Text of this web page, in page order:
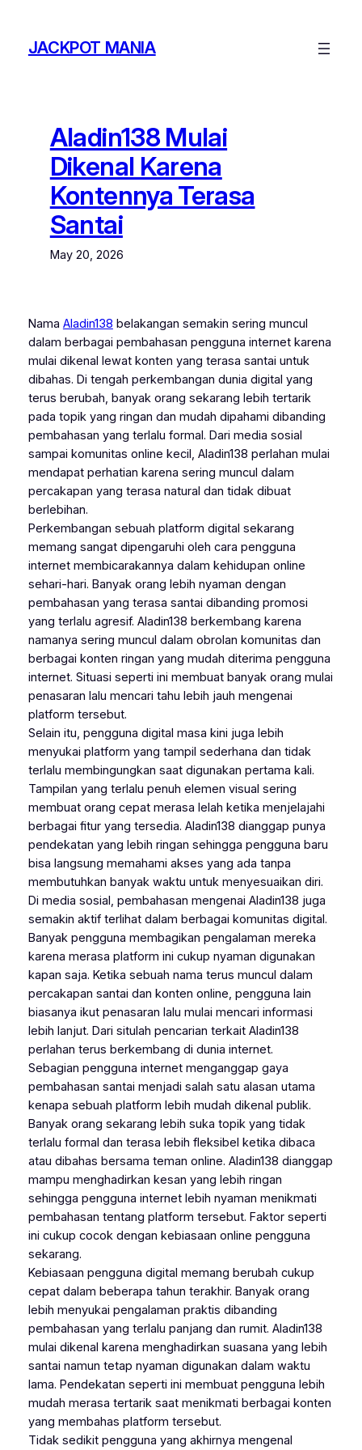
contentJACKPOT MANIA
Aladin138 Mulai
Dikenal Karena
Kontennya Terasa
Santai
May 20, 2026
Nama Aladin138 belakangan semakin sering muncul
dalam berbagai pembahasan pengguna internet karena
mulai dikenal lewat konten yang terasa santai untuk
dibahas. Di tengah perkembangan dunia digital yang
terus berubah, banyak orang sekarang lebih tertarik
pada topik yang ringan dan mudah dipahami dibanding
pembahasan yang terlalu formal. Dari media sosial
sampai komunitas online kecil, Aladin138 perlahan mulai
mendapat perhatian karena sering muncul dalam
percakapan yang terasa natural dan tidak dibuat
berlebihan.
Perkembangan sebuah platform digital sekarang
memang sangat dipengaruhi oleh cara pengguna
internet membicarakannya dalam kehidupan online
sehari-hari. Banyak orang lebih nyaman dengan
pembahasan yang terasa santai dibanding promosi
yang terlalu agresif. Aladin138 berkembang karena
namanya sering muncul dalam obrolan komunitas dan
berbagai konten ringan yang mudah diterima pengguna
internet. Situasi seperti ini membuat banyak orang mulai
penasaran lalu mencari tahu lebih jauh mengenai
platform tersebut.
Selain itu, pengguna digital masa kini juga lebih
menyukai platform yang tampil sederhana dan tidak
terlalu membingungkan saat digunakan pertama kali.
Tampilan yang terlalu penuh elemen visual sering
membuat orang cepat merasa lelah ketika menjelajahi
berbagai fitur yang tersedia. Aladin138 dianggap punya
pendekatan yang lebih ringan sehingga pengguna baru
bisa langsung memahami akses yang ada tanpa
membutuhkan banyak waktu untuk menyesuaikan diri.
Di media sosial, pembahasan mengenai Aladin138 juga
semakin aktif terlihat dalam berbagai komunitas digital.
Banyak pengguna membagikan pengalaman mereka
karena merasa platform ini cukup nyaman digunakan
kapan saja. Ketika sebuah nama terus muncul dalam
percakapan santai dan konten online, pengguna lain
biasanya ikut penasaran lalu mulai mencari informasi
lebih lanjut. Dari situlah pencarian terkait Aladin138
perlahan terus berkembang di dunia internet.
Sebagian pengguna internet menganggap gaya
pembahasan santai menjadi salah satu alasan utama
kenapa sebuah platform lebih mudah dikenal publik.
Banyak orang sekarang lebih suka topik yang tidak
terlalu formal dan terasa lebih fleksibel ketika dibaca
atau dibahas bersama teman online. Aladin138 dianggap
mampu menghadirkan kesan yang lebih ringan
sehingga pengguna internet lebih nyaman menikmati
pembahasan tentang platform tersebut. Faktor seperti
ini cukup cocok dengan kebiasaan online pengguna
sekarang.
Kebiasaan pengguna digital memang berubah cukup
cepat dalam beberapa tahun terakhir. Banyak orang
lebih menyukai pengalaman praktis dibanding
pembahasan yang terlalu panjang dan rumit. Aladin138
mulai dikenal karena menghadirkan suasana yang lebih
santai namun tetap nyaman digunakan dalam waktu
lama. Pendekatan seperti ini membuat pengguna lebih
mudah merasa tertarik saat menikmati berbagai konten
yang membahas platform tersebut.
Tidak sedikit pengguna yang akhirnya mengenal